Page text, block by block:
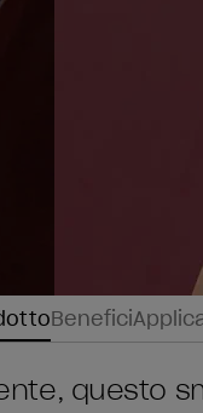
Benefici
questo